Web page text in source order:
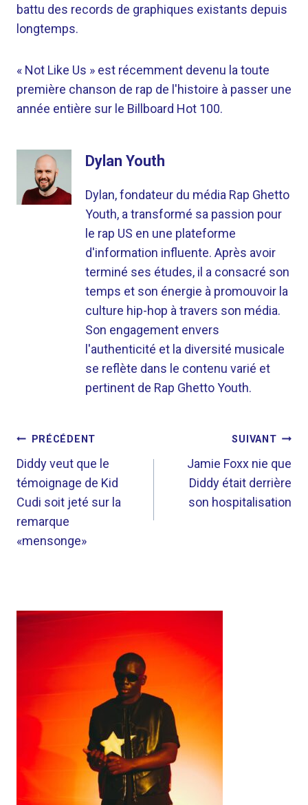
battu des records de graphiques existants depuis
longtemps.
« Not Like Us » est récemment devenu la toute
première chanson de rap de l'histoire à passer une
année entière sur le Billboard Hot 100.
Dylan Youth
Dylan, fondateur du média Rap Ghetto
Youth, a transformé sa passion pour
le rap US en une plateforme
d'information influente. Après avoir
terminé ses études, il a consacré son
temps et son énergie à promouvoir la
culture hip-hop à travers son média.
Son engagement envers
l'authenticité et la diversité musicale
se reflète dans le contenu varié et
pertinent de Rap Ghetto Youth.
NAVIGATION
DE
L’ARTICLE
PRÉCÉDENT
Diddy veut que le
témoignage de Kid
Cudi soit jeté sur la
remarque
«mensonge»
SUIVANT
Jamie Foxx nie que
Diddy était derrière
son hospitalisation